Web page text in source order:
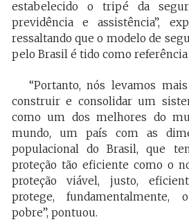
estabelecido o tripé da
previdência e assistência”,
ressaltando que o modelo de
pelo Brasil é tido como
“Portanto, nós levamos
construir e consolidar um
como um dos melhores do
mundo, um país com as
populacional do Brasil, que
proteção tão eficiente como o
proteção viável, justo,
protege, fundamentalmente,
pobre”, pontuou.